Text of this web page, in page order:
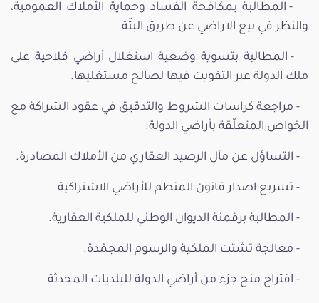
- المطالبة بمكافحة الفساد وحماية الأملاك العمومية،
والنظر في بيع الاراضي عن طريق البتّة.
- المطالبة بتسوية وضعية استغلال أراضي فلاحية على
ملك الدولة عبر التفويت فيها لصالح مستغليها.
- مراجعة كراسات الشروط والتدقيق في عقود الشراكة مع
الخواص المتعلّقة بأراضي الدولة.
- التساؤل عن مآل الرصيد العقاري من الأملاك المصادرة.
- تسريع اصدار قانون المنظم للأراضي الاشتراكية.
- المطالبة برقمنة الديوان الوطني للملكية العقارية.
- معالجة تشتت الملكية والرسوم المجمّدة.
- اقتراح منح جزء من أراضي الدولة للبلديات المحدثة .